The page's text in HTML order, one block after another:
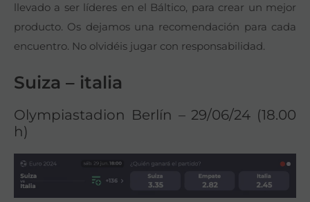
llevado a ser líderes en el Báltico, para crear un mejor
producto. Os dejamos una recomendación para cada
encuentro. No olvidéis jugar con responsabilidad.
Suiza – italia
Olympiastadion Berlín – 29/06/24 (18.00
h)